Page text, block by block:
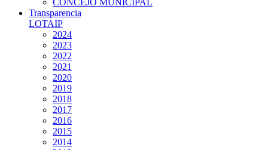
CONCEJO MUNICIPAL
Transparencia
LOTAIP
2024
2023
2022
2021
2020
2019
2018
2017
2016
2015
2014